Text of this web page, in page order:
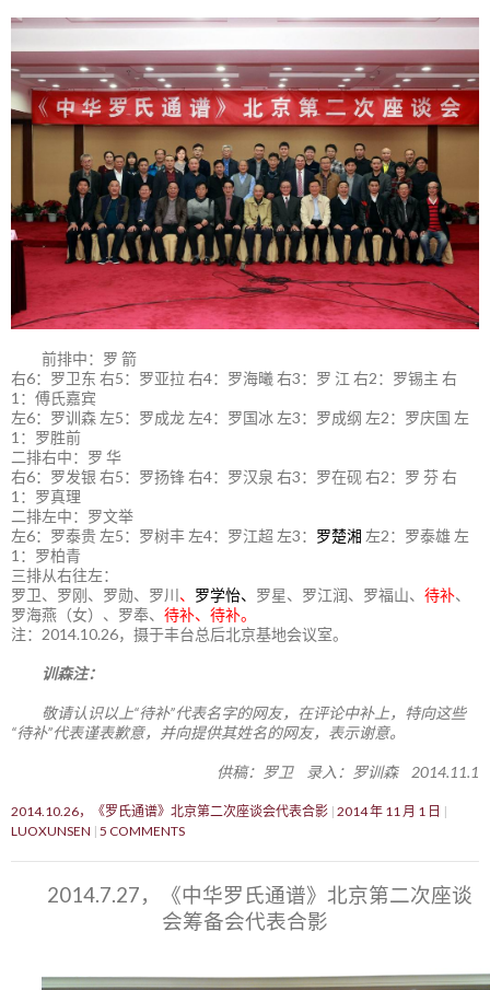
前排中：罗 箭
右6：罗卫东 右5：罗亚拉 右4：罗海曦 右3：罗 江 右2：罗锡主 右
1：傅氏嘉宾
左6：罗训森 左5：罗成龙 左4：罗国冰 左3：罗成纲 左2：罗庆国 左
1：罗胜前
二排右中：罗 华
右6：罗发银 右5：罗扬锋 右4：罗汉泉 右3：罗在砚 右2：罗 芬 右
1：罗真理
二排左中：罗文举
左6：罗泰贵 左5：罗树丰 左4：罗江超 左3： 罗楚湘 左2：罗泰雄 左
1：罗柏青
三排从右往左：
罗卫、罗刚、罗勋、罗川 、 罗学怡、 罗星、罗江润、罗福山、 待补、
罗海燕（女）、罗奉、 待补、待补。
注：2014.10.26，摄于丰台总后北京基地会议室。
训森注：
敬请认识以上“待补”代表名字的网友，在评论中补上，特向这些
“待补”代表谨表歉意，并向提供其姓名的网友，表示谢意。
供稿：罗卫 录入：罗训森 2014.11.1
2014.10.26，《罗氏通谱》北京第二次座谈会代表合影 2014 年 11 月 1 日
LUOXUNSEN 5 COMMENTS
2014.7.27，《中华罗氏通谱》北京第二次座谈
会筹备会代表合影